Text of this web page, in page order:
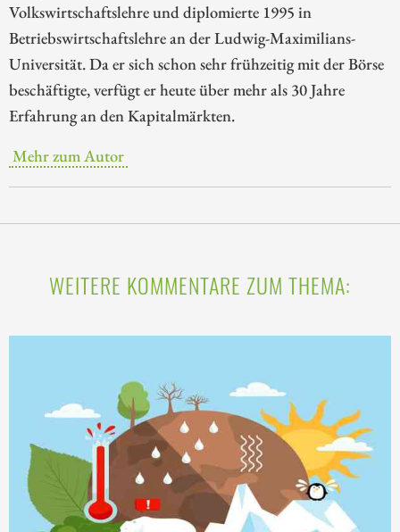
Volkswirtschaftslehre und diplomierte 1995 in
Betriebswirtschaftslehre an der Ludwig-Maximilians-
Universität. Da er sich schon sehr frühzeitig mit der Börse
beschäftigte, verfügt er heute über mehr als 30 Jahre
Erfahrung an den Kapitalmärkten.
Mehr zum Autor
WEITERE KOMMENTARE ZUM THEMA: